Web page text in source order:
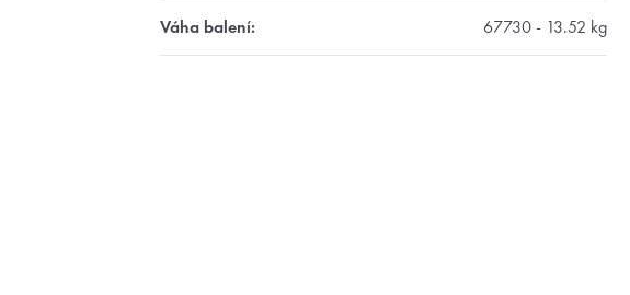
Váha balení: 67730 - 13.52 kg